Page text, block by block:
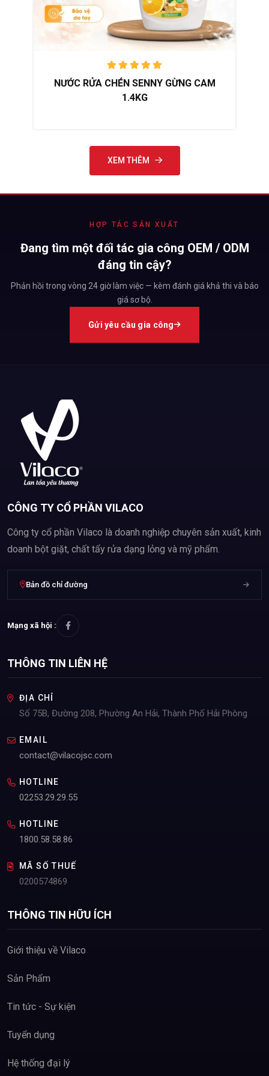
Thân thiện với môi trường:
Công thức phân hủy sinh học, an toàn với nguồn nước và
CÔNG DỤNG SẢN PHẨM
- Nước rửa chén Oroplus khử hết mùi thức ăn nặng mùi trên
chén dĩa, ngăn ngừa sự phát triển của tác nhân gây hại trên đồ
- Sản phẩm có khả năng làm sạch bát đĩa, dụng cụ nhà bếp và
pha lê, không gây cảm giác nhờn, dính hay vết sọc mờ trên bề
mặt.
HƯỚNG DẪN SỬ DỤNG
nước.
- Đóng chặt nắp sau khi sử dụng.
- Để xa tầm tay của trẻ em.
- Tránh để nước lau sàn dính phải vào mắt. Nếu có thì nhanh
chóng rửa sạch với nước rồi thăm khám với bác sĩ.
Được xếp
hạng5.00
trên 5
NƯỚC RỬA CHÉN SENNY GỪNG CAM
1.4KG
XEM THÊM
HỢP TÁC SẢN XUẤT
Đang tìm một đối tác gia công OEM / ODM
đáng tin cậy?
Phản hồi trong vòng 24 giờ làm việc — kèm đánh giá khả thi và báo
giá sơ bộ.
Gửi yêu cầu gia công
CÔNG TY CỔ PHẦN VILACO
Công ty cổ phần Vilaco là doanh nghiệp chuyên sản xuất, kinh
doanh bột giặt, chất tẩy rửa dạng lỏng và mỹ phẩm.
Bản đồ chỉ đường
Mạng xã hội :
THÔNG TIN LIÊN HỆ
ĐỊA CHỈ
Số 75B, Đường 208, Phường An Hải, Thành Phố Hải Phòng
EMAIL
contact@vilacojsc.com
HOTLINE
02253.29.29.55
HOTLINE
1800.58.58.86
MÃ SỐ THUẾ
0200574869
THÔNG TIN HỮU ÍCH
Giới thiệu về Vilaco
Sản Phẩm
Tin tức - Sự kiện
Tuyển dụng
Hệ thống đại lý